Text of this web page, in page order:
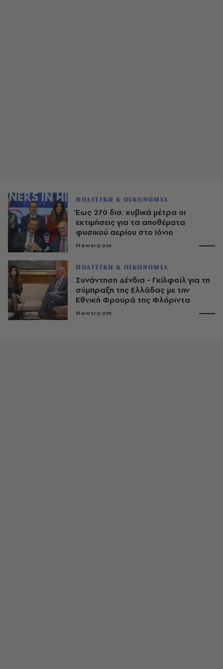
ΠΟΛΙΤΙΚΗ & ΟΙΚΟΝΟΜΙΑ
Έως 270 δισ. κυβικά μέτρα οι
εκτιμήσεις για τα αποθέματα
φυσικού αερίου στο Ιόνιο
Newsroom
ΠΟΛΙΤΙΚΗ & ΟΙΚΟΝΟΜΙΑ
Συνάντηση Δένδια - Γκίλφοϊλ για τη
σύμπραξη της Ελλάδας με την
Εθνική Φρουρά της Φλόριντα
Newsroom